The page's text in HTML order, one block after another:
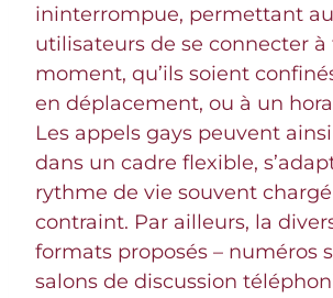
ininterrompue, permettant
utilisateurs de se connecter
moment, qu’ils soient
en déplacement, ou à un
Les appels gays peuvent
dans un cadre flexible,
rythme de vie souvent
contraint. Par ailleurs, la
formats proposés – numéros
salons de discussion